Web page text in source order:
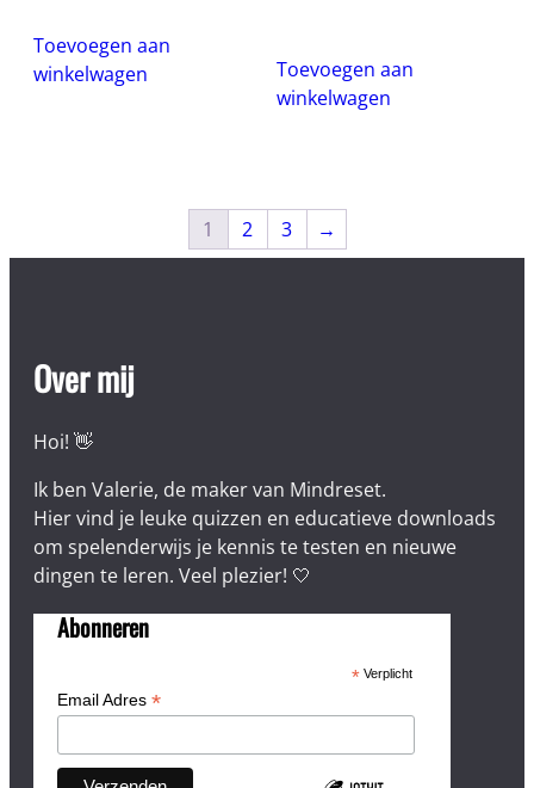
Toevoegen aan
winkelwagen
Toevoegen aan
winkelwagen
1 2 3 →
Over mij
Hoi! 👋
Ik ben Valerie, de maker van Mindreset.
Hier vind je leuke quizzen en educatieve downloads
om spelenderwijs je kennis te testen en nieuwe
dingen te leren. Veel plezier! 🤍
Abonneren
*Verplicht
Email Adres *